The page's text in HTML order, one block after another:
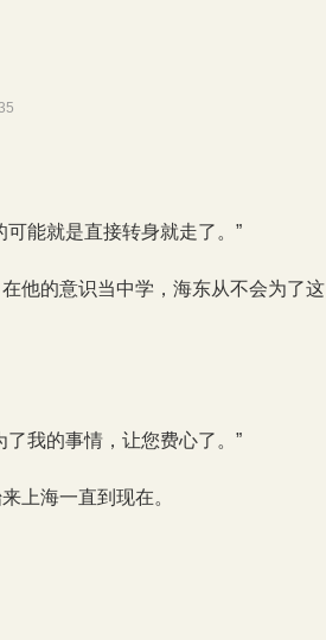
能就是直接转身就走了。”
他的意识当中学，海东从不会为了这
我的事情，让您费心了。”
上海一直到现在。